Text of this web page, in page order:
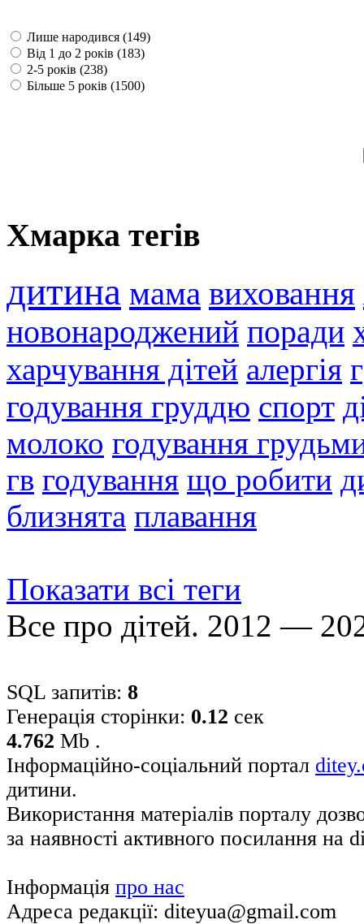
Лише народився (149)
Від 1 до 2 років (183)
2-5 років (238)
Більше 5 років (1500)
Хмарка тегів
дитина мама виховання
новонароджений поради
харчування дітей алергія
годування груддю спорт
молоко годування
гв годування що робити
близнята плавання
Показати всі теги
Все про дітей. 2012 —
SQL запитів: 8
Генерація сторінки: 0.12 сек
4.762 Mb .
Інформаційно-соціальний портал
дитини.
Використання матеріалів порталу
за наявності активного посилання на
Інформація про нас
Адреса редакції: diteyua@gmail.com